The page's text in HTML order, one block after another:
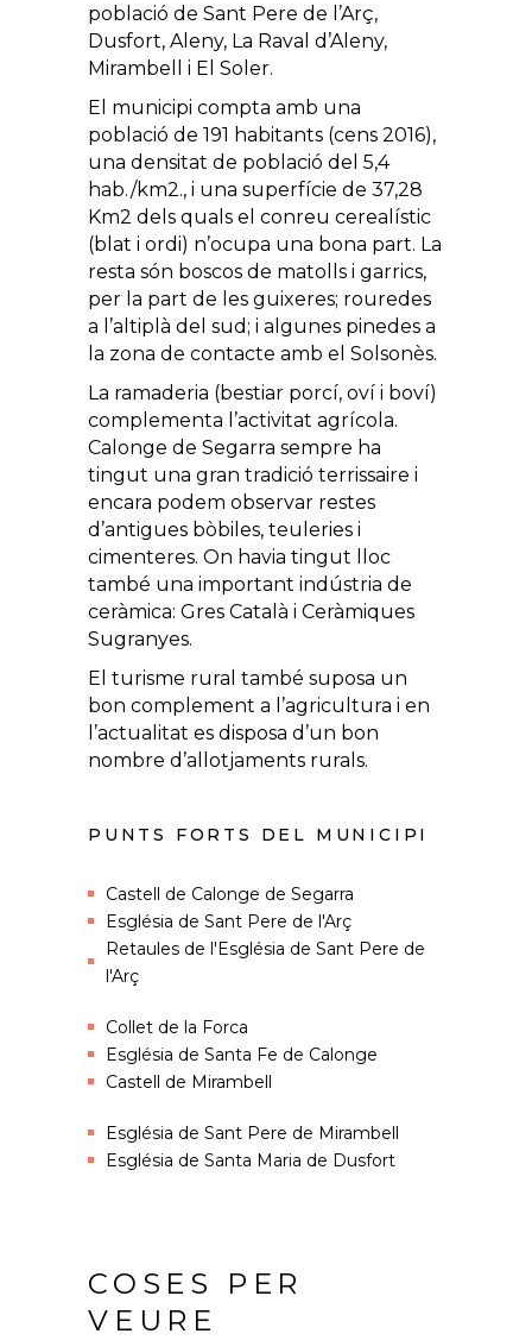
població de Sant Pere de l’Arç,
Dusfort, Aleny, La Raval d’Aleny,
Mirambell i El Soler.
El municipi compta amb una
població de 191 habitants (cens 2016),
una densitat de població del 5,4
hab./km2., i una superfície de 37,28
Km2 dels quals el conreu cerealístic
(blat i ordi) n’ocupa una bona part. La
resta són boscos de matolls i garrics,
per la part de les guixeres; rouredes
a l’altiplà del sud; i algunes pinedes a
la zona de contacte amb el Solsonès.
La ramaderia (bestiar porcí, oví i boví)
complementa l’activitat agrícola.
Calonge de Segarra sempre ha
tingut una gran tradició terrissaire i
encara podem observar restes
d’antigues bòbiles, teuleries i
cimenteres. On havia tingut lloc
també una important indústria de
ceràmica: Gres Català i Ceràmiques
Sugranyes.
El turisme rural també suposa un
bon complement a l’agricultura i en
l’actualitat es disposa d’un bon
nombre d’allotjaments rurals.
PUNTS FORTS DEL MUNICIPI
Castell de Calonge de Segarra
Església de Sant Pere de l'Arç
Retaules de l'Església de Sant Pere de
l'Arç
Collet de la Forca
Església de Santa Fe de Calonge
Castell de Mirambell
Església de Sant Pere de Mirambell
Església de Santa Maria de Dusfort
COSES PER
VEURE